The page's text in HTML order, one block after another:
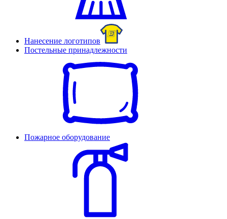
Нанесение логотипов
Постельные принадлежности
Пожарное оборудование